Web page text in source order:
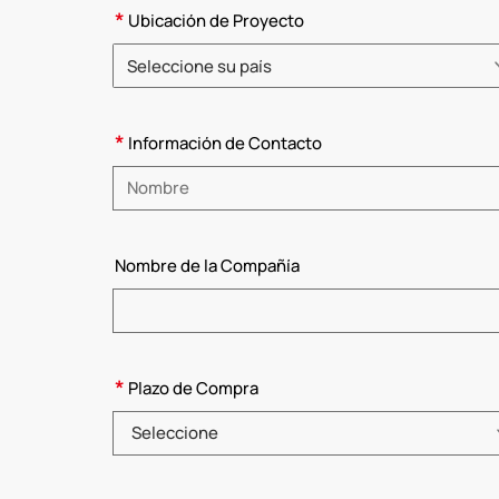
* Ubicación de Proyecto
Seleccione su país
* Información de Contacto
Nombre de la Compañía
* Plazo de Compra